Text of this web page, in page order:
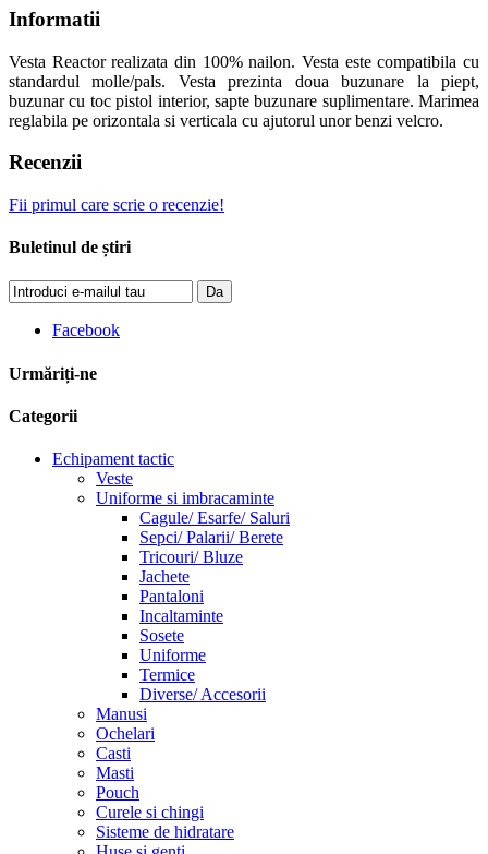
Informatii
Vesta Reactor realizata din 100% nailon. Vesta este compatibila cu
standardul molle/pals. Vesta prezinta doua buzunare la piept,
buzunar cu toc pistol interior, sapte buzunare suplimentare. Marimea
reglabila pe orizontala si verticala cu ajutorul unor benzi velcro.
Recenzii
Fii primul care scrie o recenzie!
Buletinul de știri
Da
Facebook
Urmăriți-ne
Categorii
Echipament tactic
Veste
Uniforme si imbracaminte
Cagule/ Esarfe/ Saluri
Sepci/ Palarii/ Berete
Tricouri/ Bluze
Jachete
Pantaloni
Incaltaminte
Sosete
Uniforme
Termice
Diverse/ Accesorii
Manusi
Ochelari
Casti
Masti
Pouch
Curele si chingi
Sisteme de hidratare